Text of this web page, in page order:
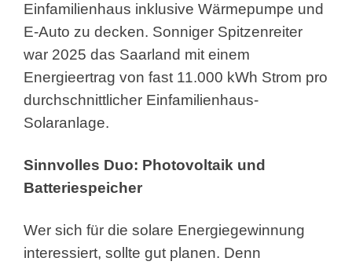
Einfamilienhaus inklusive Wärmepumpe und
E-Auto zu decken. Sonniger Spitzenreiter
war 2025 das Saarland mit einem
Energieertrag von fast 11.000 kWh Strom pro
durchschnittlicher Einfamilienhaus-
Solaranlage.
Sinnvolles Duo: Photovoltaik und
Batteriespeicher
Wer sich für die solare Energiegewinnung
interessiert, sollte gut planen. Denn